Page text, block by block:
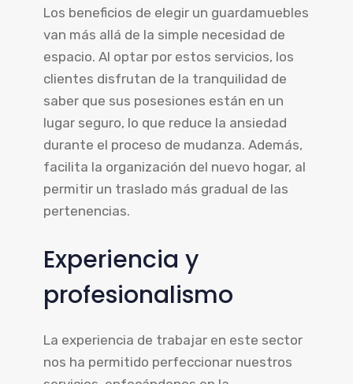
Los beneficios de elegir un guardamuebles
van más allá de la simple necesidad de
espacio. Al optar por estos servicios, los
clientes disfrutan de la tranquilidad de
saber que sus posesiones están en un
lugar seguro, lo que reduce la ansiedad
durante el proceso de mudanza. Además,
facilita la organización del nuevo hogar, al
permitir un traslado más gradual de las
pertenencias.
Experiencia y
profesionalismo
La experiencia de trabajar en este sector
nos ha permitido perfeccionar nuestros